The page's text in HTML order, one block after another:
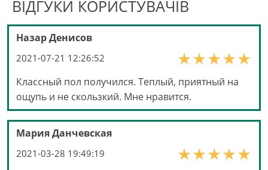
ВІДГУКИ КОРИСТУВАЧІВ
Назар Денисов
2021-07-21 12:26:52
Классный пол получился. Теплый, приятный на
ощупь и не скользкий. Мне нравится.
Мария Данчевская
2021-03-28 19:49:19